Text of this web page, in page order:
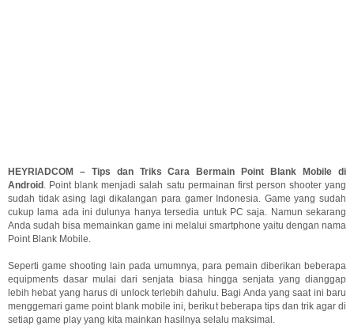
HEYRIADCOM – Tips dan Triks Cara Bermain Point Blank Mobile di
Android . Point blank menjadi salah satu permainan first person shooter yang
sudah tidak asing lagi dikalangan para gamer Indonesia. Game yang sudah
cukup lama ada ini dulunya hanya tersedia untuk PC saja. Namun sekarang
Anda sudah bisa memainkan game ini melalui smartphone yaitu dengan nama
Point Blank Mobile.
Seperti game shooting lain pada umumnya, para pemain diberikan beberapa
equipments dasar mulai dari senjata biasa hingga senjata yang dianggap
lebih hebat yang harus di unlock terlebih dahulu. Bagi Anda yang saat ini baru
menggemari game point blank mobile ini, berikut beberapa tips dan trik agar di
setiap game play yang kita mainkan hasilnya selalu maksimal.